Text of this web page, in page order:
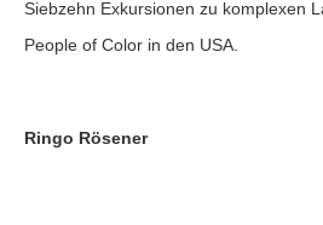
Siebzehn Exkursionen zu komplexen
People of Color in den USA.
Ringo Rösener